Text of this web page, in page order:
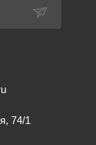
74/1